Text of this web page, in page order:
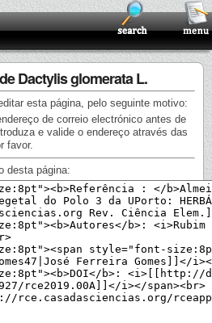
Dactylis glomerata L.
esta página, pelo seguinte motivo:
de correio electrónico antes de
e valide o endereço através das
favor.
desta página: